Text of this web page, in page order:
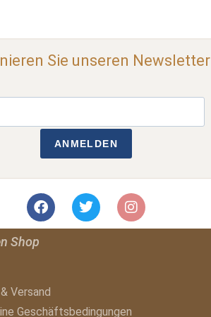
Sie unseren Newsletter
ANMELDEN
Shop
Versand
Geschäftsbedingungen